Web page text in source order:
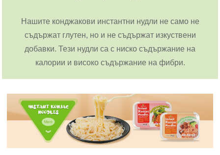
Нашите конджакови инстантни нудли не само не
съдържат глутен, но и не съдържат изкуствени
добавки. Тези нудли са с ниско съдържание на
калории и високо съдържание на фибри.